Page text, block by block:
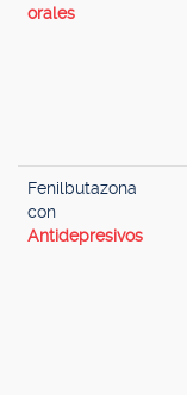
orales
Fenilbutazona
con
Antidepresivos